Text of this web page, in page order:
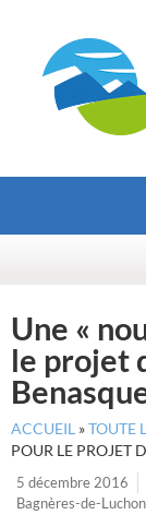
Une «
le projet
ACCUEIL »TOUTE
POUR LE PROJET
5 décembre 2016
Bagnères-de-Luchon